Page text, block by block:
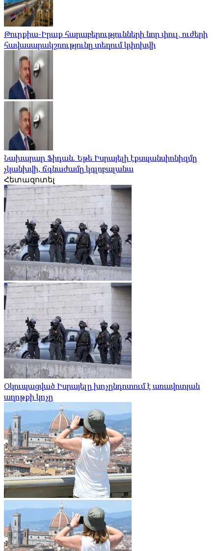
Թուրքիա-Իրաք հարաբերությունների նոր փուլ. ուժերի
հավասարակշռությունը տեղում կփոխվի
Նախարար Ֆիդան. Եթե Իսրայելի էքսպանսիոնիզմը
չկանխվի, ճգնաժամը կգլոբալանա
Հետազոտել
Օկուպացված Իսրայելը խոչընդոտում է առավոտյան
աղոթքի կոչը